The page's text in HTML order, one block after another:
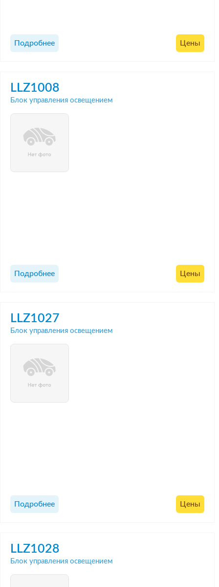
Подробнее Цены
LLZ1008
Блок управления освещением
Подробнее Цены
LLZ1027
Блок управления освещением
Подробнее Цены
LLZ1028
Блок управления освещением